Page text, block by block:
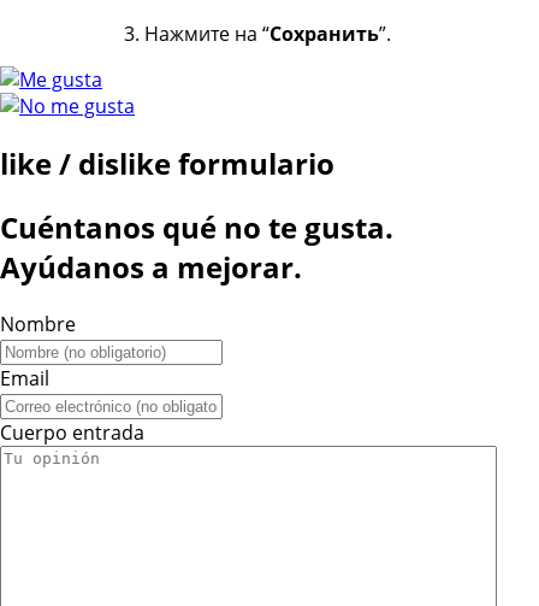
Нажмите на “Сохранить”.
like / dislike formulario
Cuéntanos qué no te gusta.
Ayúdanos a mejorar.
Nombre
Email
Cuerpo entrada